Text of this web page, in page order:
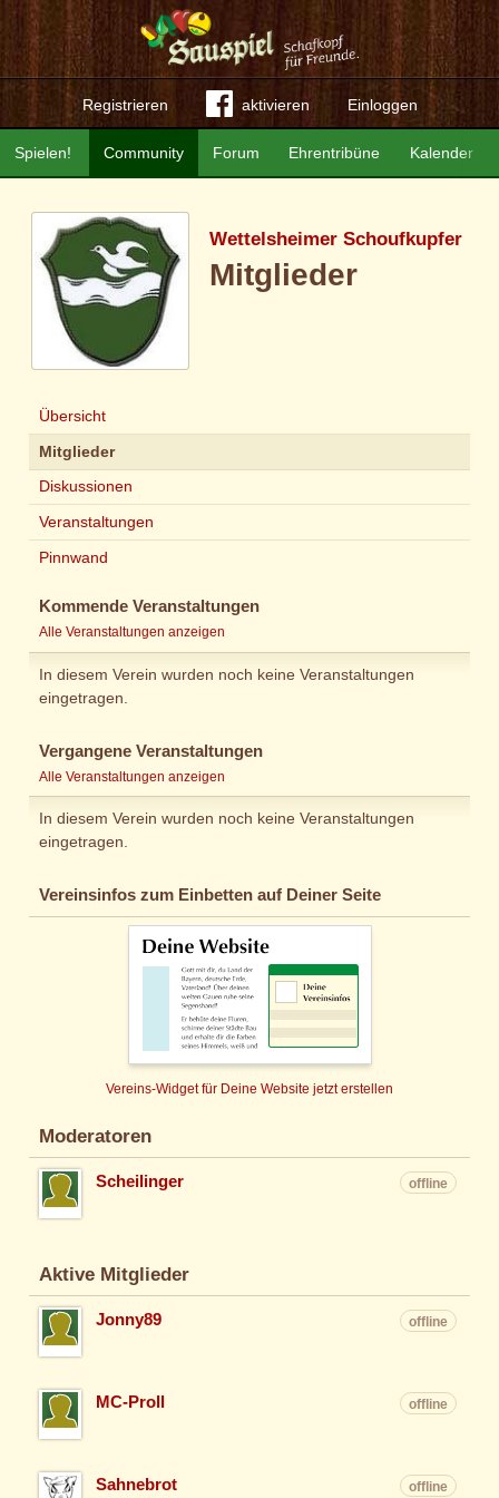
Registrieren aktivieren Einloggen
Community Forum Ehrentribüne Kalender
Spielen!
Wettelsheimer Schoufkupfer
Mitglieder
Übersicht
Mitglieder
Diskussionen
Veranstaltungen
Pinnwand
Kommende Veranstaltungen
Alle Veranstaltungen anzeigen
In diesem Verein wurden noch keine Veranstaltungen
eingetragen.
Vergangene Veranstaltungen
Alle Veranstaltungen anzeigen
In diesem Verein wurden noch keine Veranstaltungen
eingetragen.
Vereinsinfos zum Einbetten auf Deiner Seite
Vereins-Widget für Deine Website jetzt erstellen
Moderatoren
Scheilinger offline
Aktive Mitglieder
Jonny89 offline
MC-Proll offline
Sahnebrot offline